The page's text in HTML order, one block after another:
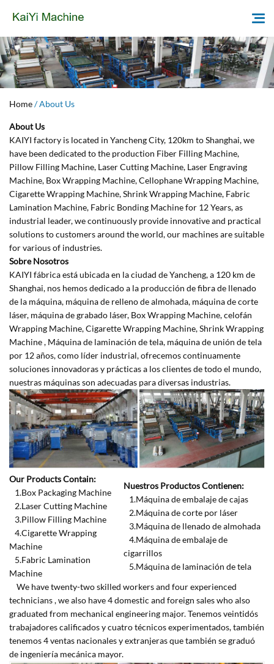
Home
About Us
Products
News
Question
Contact
Home/About Us
About Us
KAIYI factory is located in Yancheng City, 120km to Shanghai, we
have been dedicated to the production Fiber Filling Machine,
Pillow Filling Machine, Laser Cutting Machine, Laser Engraving
Machine, Box Wrapping Machine, Cellophane Wrapping Machine,
Cigarette Wrapping Machine, Shrink Wrapping Machine, Fabric
Lamination Machine, Fabric Bonding Machine for 12 Years, as
industrial leader, we continuously provide innovative and practical
solutions to customers around the world, our machines are suitable
for various of industries.
Sobre Nosotros
KAIYI fábrica está ubicada en la ciudad de Yancheng, a 120 km de
Shanghai, nos hemos dedicado a la producción de fibra de llenado
de la máquina, máquina de relleno de almohada, máquina de corte
láser, máquina de grabado láser, Box Wrapping Machine, celofán
Wrapping Machine, Cigarette Wrapping Machine, Shrink Wrapping
Machine , Máquina de laminación de tela, máquina de unión de tela
por 12 años, como líder industrial, ofrecemos continuamente
soluciones innovadoras y prácticas a los clientes de todo el mundo,
nuestras máquinas son adecuadas para diversas industrias.
Our Products Contain:
1.Box Packaging Machine
2.Laser Cutting Machine
3.Pillow Filling Machine
4.Cigarette Wrapping
Machine
5.Fabric Lamination
Machine
Nuestros Productos Contienen:
1.Máquina de embalaje de cajas
2.Máquina de corte por láser
3.Máquina de llenado de almohada
4.Máquina de embalaje de
cigarrillos
5.Máquina de laminación de tela
We have twenty-two skilled workers and four experienced
technicians , we also have 4 domestic and foreign sales who also
graduated from mechanical engineering major. Tenemos veintidós
trabajadores calificados y cuatro técnicos experimentados, también
tenemos 4 ventas nacionales y extranjeras que también se graduó
de ingeniería mecánica mayor.